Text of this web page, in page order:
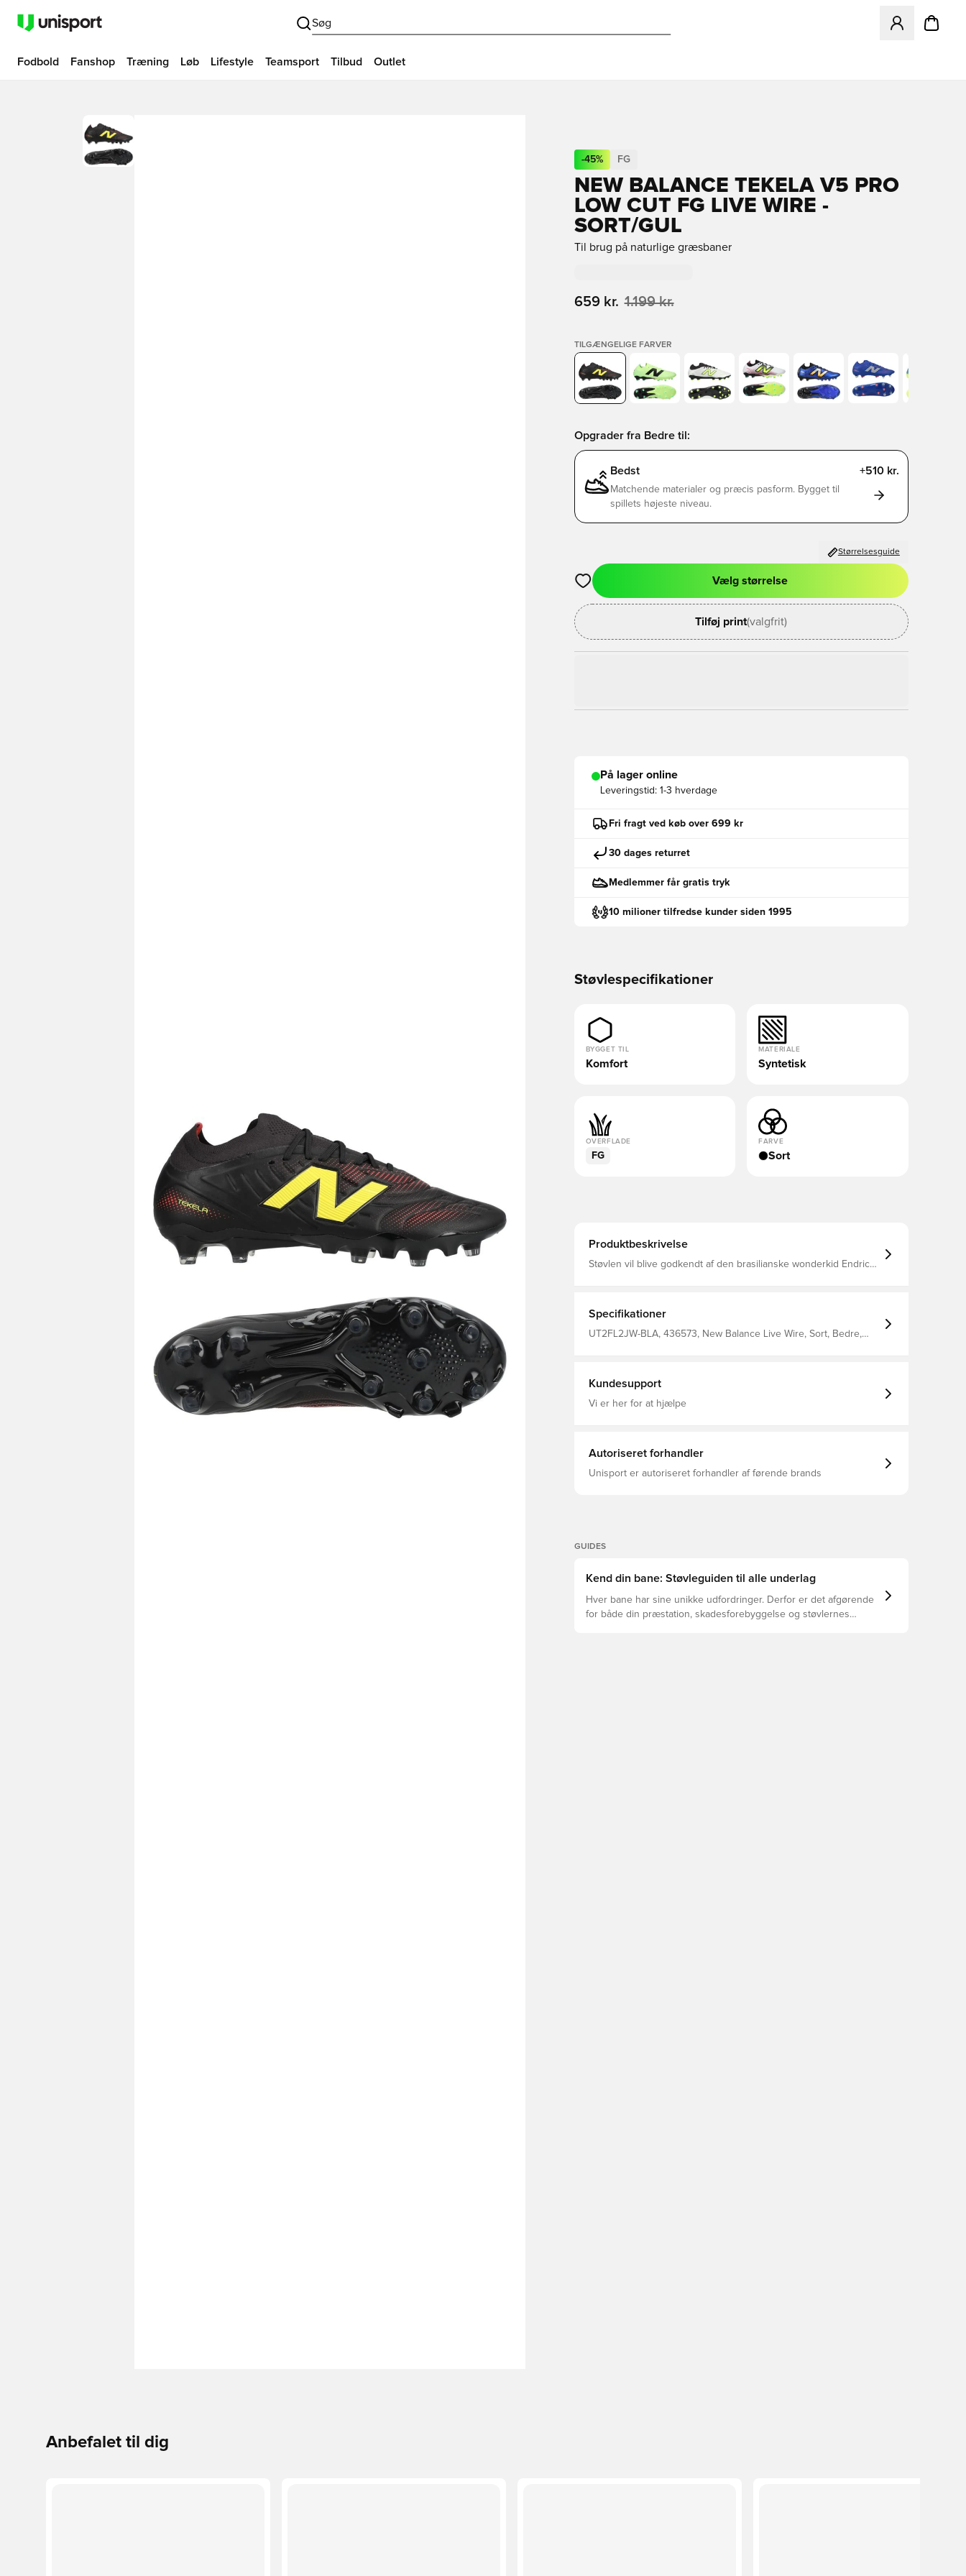
Søg
Åbner en
Fodbold Fanshop Træning Løb Lifestyle Teamsport Tilbud Outlet
-45% FG
NEW BALANCE TEKELA V5 PRO
LOW CUT FG LIVE WIRE -
SORT/GUL
Til brug på naturlige græsbaner
659 kr. 1.199 kr.
TILGÆNGELIGE FARVER
Opgrader fra Bedre til:
Bedst +510 kr.
Matchende materialer og præcis pasform. Bygget til
spillets højeste niveau.
Størrelsesguide
Åbner en Modal til at logge ind eller tilmelde dig som medlem
Vælg størrelse
Tilføj print(valgfrit)
På lager online
Leveringstid: 1-3 hverdage
Fri fragt ved køb over 699 kr
30 dages returret
Medlemmer får gratis tryk
10 milioner tilfredse kunder siden 1995
Støvlespecifikationer
BYGGET TIL
Komfort
MATERIALE
Syntetisk
OVERFLADE
FG
FARVE
Sort
Produktbeskrivelse
Støvlen vil blive godkendt af den brasilianske wonderkid Endrick
gøre, hvad ingen tør Central snøring for nem adgang Populær
model med lavt snit FG knopper til naturgræsbaner. Bemærk:
New Balance informerer om, at sålens farve kan aftage, når den
Specifikationer
UT2FL2JW-BLA, 436573, New Balance Live Wire, Sort, Bedre,
Kundesupport
Vi er her for at hjælpe
Autoriseret forhandler
Unisport er autoriseret forhandler af førende brands
GUIDES
Kend din bane: Støvleguiden til alle underlag
Hver bane har sine unikke udfordringer. Derfor er det afgørende
for både din præstation, skadesforebyggelse og støvlernes
Anbefalet til dig